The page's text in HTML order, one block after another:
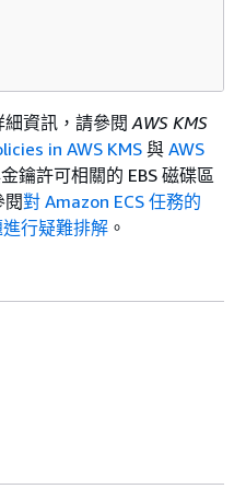
資訊，請參閱 AWS KMS
in AWS KMS與 AWS
鑰許可相關的 EBS 磁碟區
閱對 Amazon ECS 任務的
行疑難排解 。